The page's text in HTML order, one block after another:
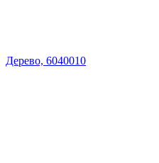
Дерево, 6040010